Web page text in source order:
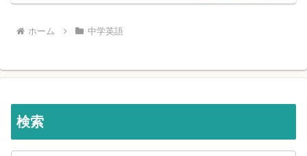
ホーム 中学英語
検索